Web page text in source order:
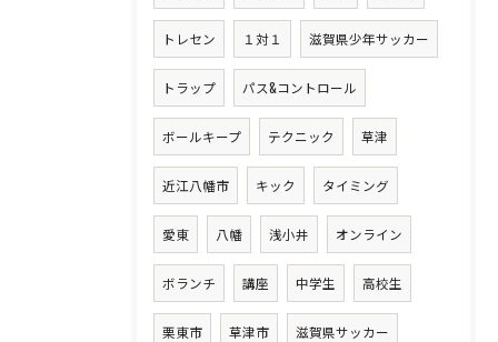
トレセン １対１ 滋賀県少年サッカー
トラップ パス&コントロール
ボールキープ テクニック 草津
近江八幡市 キック タイミング
愛東 八幡 浅小井 オンライン
ボランチ 講座 中学生 高校生
栗東市 草津市 滋賀県サッカー